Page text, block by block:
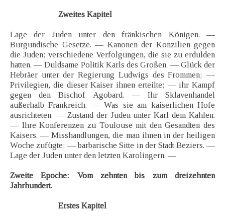
Zweites Kapitel
Lage der Juden unter den fränkischen Königen. —
Burgundische Gesetze. — Kanonen der Konzilien gegen
die Juden; verschiedene Verfolgungen, die sie zu erdulden
hatten. — Duldsame Politik Karls des Großen. — Glück der
Hebräer unter der Regierung Ludwigs des Frommen; —
Privilegien, die dieser Kaiser ihnen erteilte; — ihr Kampf
gegen den Bischof Agobard. — Ihr Sklavenhandel
außerhalb Frankreich. — Was sie am kaiserlichen Hofe
ausrichteten. — Zustand der Juden unter Karl dem Kahlen.
— Ihre Konferenzen zu Toulouse mit den Gesandten des
Kaisers. — Misshandlungen, die man ihnen in der heiligen
Woche zufügte; — barbarische Sitte in der Stadt Beziers. —
Lage der Juden unter den letzten Karolingern. —
Zweite Epoche: Vom zehnten bis zum dreizehnten
Jahrhundert.
Erstes Kapitel